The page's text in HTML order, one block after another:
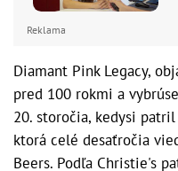
Reklama
Diamant Pink Legacy,
pred 100 rokmi a
20. storočia, kedysi
ktorá celé desaťročia
Beers. Podľa Christie's